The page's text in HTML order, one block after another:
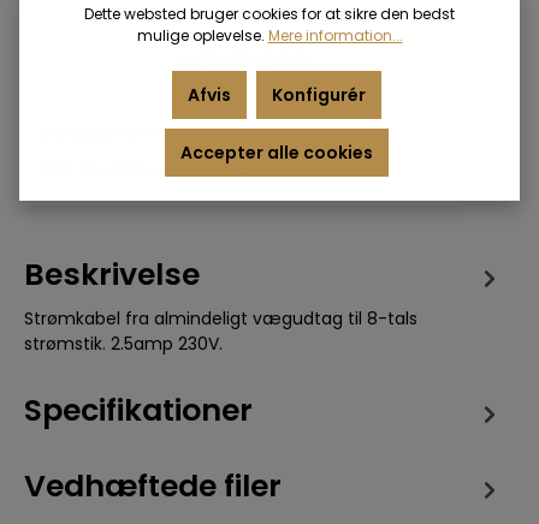
Varenummer:SOP01010UK
5706808053310
Beskrivelse
Strømkabel fra almindeligt vægudtag til 8-tals
strømstik. 2.5amp 230V.
Specifikationer
Vedhæftede filer
Dette websted bruger cookies for at sikre den bedst
mulige oplevelse. Mere information...
Afvis Konfigurér
Accepter alle cookies